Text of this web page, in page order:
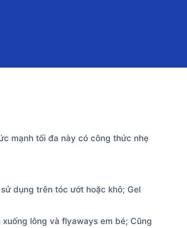
mạnh tối đa này có công thức nhẹ
dụng trên tóc ướt hoặc khô; Gel
lông và flyaways em bé; Cũng